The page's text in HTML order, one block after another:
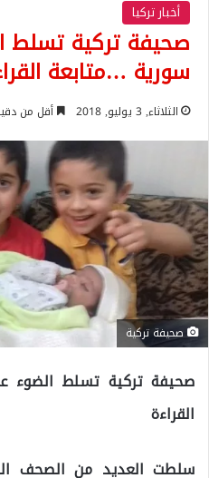
أخبار تركيا
صحيفة تركية تسلط
سورية …متابعة
الثلاثاء, 3 يوليو, 2018 أقل من
صحيفة تركية
صحيفة تركية تسلط الضوء
القراءة
سلطت العديد من الصحف